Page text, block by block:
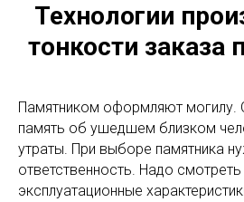
Технологии
тонкости заказа
Памятником оформляют могилу.
память об ушедшем близком
утраты. При выборе памятника
ответственность. Надо смотреть
эксплуатационные